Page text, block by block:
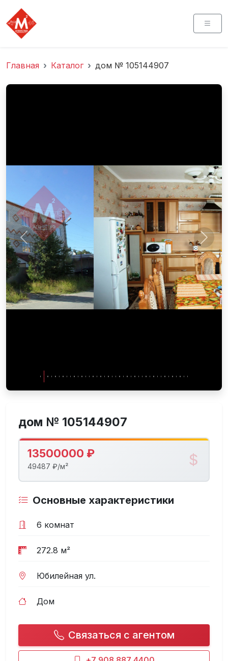
Главная Каталог дом № 105144907
Предыдущее
дом № 105144907
13500000 ₽
49487 ₽/м²
Основные характеристики
6 комнат
272.8 м²
Юбилейная ул.
Дом
Связаться с агентом